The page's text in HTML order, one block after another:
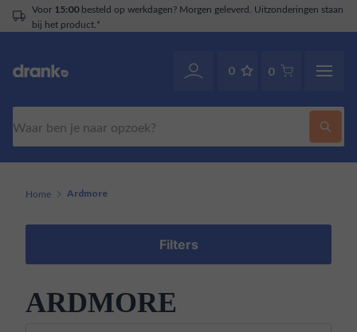
Voor 15:00besteld op werkdagen? Morgen geleverd. Uitzonderingen staan
bij het product.*
0 0
Home Ardmore
Filters
ARDMORE